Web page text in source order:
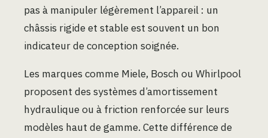
pas à manipuler légèrement l’appareil : un
châssis rigide et stable est souvent un bon
indicateur de conception soignée.
Les marques comme Miele, Bosch ou Whirlpool
proposent des systèmes d’amortissement
hydraulique ou à friction renforcée sur leurs
modèles haut de gamme. Cette différence de